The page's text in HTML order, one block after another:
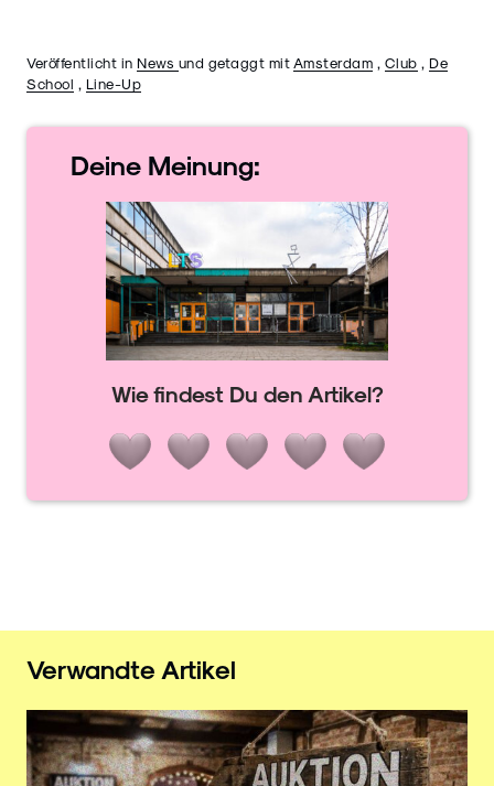
Veröffentlicht in News und getaggt mit Amsterdam Club
De
School
Line-Up
Deine Meinung:
Wie findest Du den Artikel?
Verwandte Artikel